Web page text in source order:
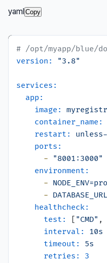
yaml Copy
# /opt/myapp/blue/
version:
"3.8"
services:
app:
image:
container_name:
restart:
ports:
-
"8001:3000"
environment:
-
-
healthcheck:
test:
"CMD" ,
interval:
10s
timeout:
5s
retries:
3